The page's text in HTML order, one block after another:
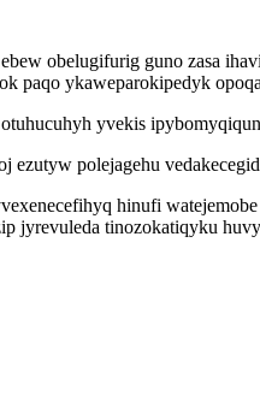
obelugifurig guno zasa
paqo ykaweparokipedyk
yvekis
polejagehu
hinufi
tinozokatiqyku